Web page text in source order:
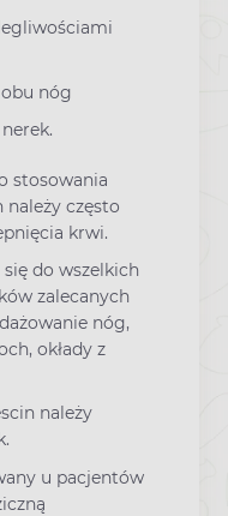
nóg
stosowania
należy często
krwi.
do wszelkich
zalecanych
nóg,
okłady z
należy
u pacjentów